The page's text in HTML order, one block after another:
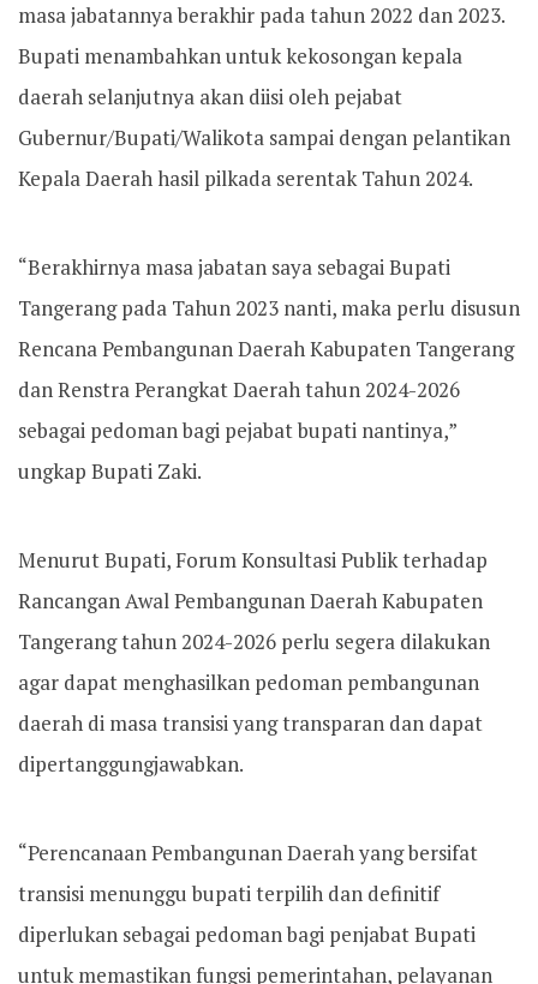
masa jabatannya berakhir pada tahun 2022 dan 2023.
Bupati menambahkan untuk kekosongan kepala
daerah selanjutnya akan diisi oleh pejabat
Gubernur/Bupati/Walikota sampai dengan pelantikan
Kepala Daerah hasil pilkada serentak Tahun 2024.
“Berakhirnya masa jabatan saya sebagai Bupati
Tangerang pada Tahun 2023 nanti, maka perlu disusun
Rencana Pembangunan Daerah Kabupaten Tangerang
dan Renstra Perangkat Daerah tahun 2024-2026
sebagai pedoman bagi pejabat bupati nantinya,”
ungkap Bupati Zaki.
Menurut Bupati, Forum Konsultasi Publik terhadap
Rancangan Awal Pembangunan Daerah Kabupaten
Tangerang tahun 2024-2026 perlu segera dilakukan
agar dapat menghasilkan pedoman pembangunan
daerah di masa transisi yang transparan dan dapat
dipertanggungjawabkan.
“Perencanaan Pembangunan Daerah yang bersifat
transisi menunggu bupati terpilih dan definitif
diperlukan sebagai pedoman bagi penjabat Bupati
untuk memastikan fungsi pemerintahan, pelayanan